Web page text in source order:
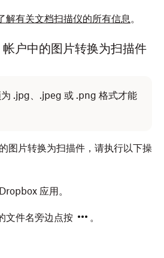
图片或添加过滤器，也可以添加、
设置。
解有关文档扫描仪的所有信息 。
户中的图片转换为扫描件
为 .jpg、.jpeg 或 .png 格式才能
图片转换为扫描件，请执行以下操
应用。
文件名旁边点按
。